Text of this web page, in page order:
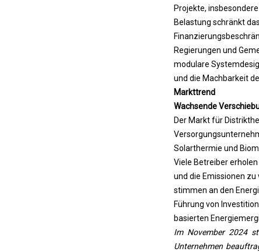
Projekte,
Belastung schränkt
Regierungen und
modulare
und die Machbarkeit
Markttrend
Wachsende
Der Markt für
Solarthermie und
Viele Betreiber
und die Emissionen
stimmen an den
Führung von
basierten
Im November 2024
Unternehmen